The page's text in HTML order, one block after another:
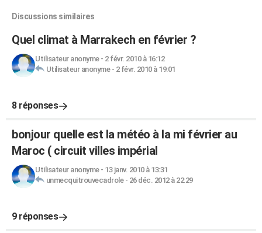
Discussions similaires
Quel climat à Marrakech en février ?
Utilisateur anonyme- 2 févr. 2010 à 16:12
Utilisateur anonyme- 2 févr. 2010 à 19:01
8 réponses
bonjour quelle est la météo à la mi février au
Maroc ( circuit villes impérial
Utilisateur anonyme- 13 janv. 2010 à 13:31
unmecquitrouvecadrole- 26 déc. 2012 à 22:29
9 réponses